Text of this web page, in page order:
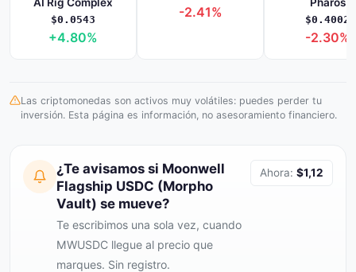
$0.0543
+4.80%
-2.41% $0.4002
-2.30%
Las criptomonedas son activos muy volátiles: puedes perder tu
inversión. Esta página es información, no asesoramiento financiero.
¿Te avisamos si Moonwell
Flagship USDC (Morpho
Vault) se mueve?
Te escribimos una sola vez, cuando
MWUSDC llegue al precio que
marques. Sin registro.
Ahora: $1,12